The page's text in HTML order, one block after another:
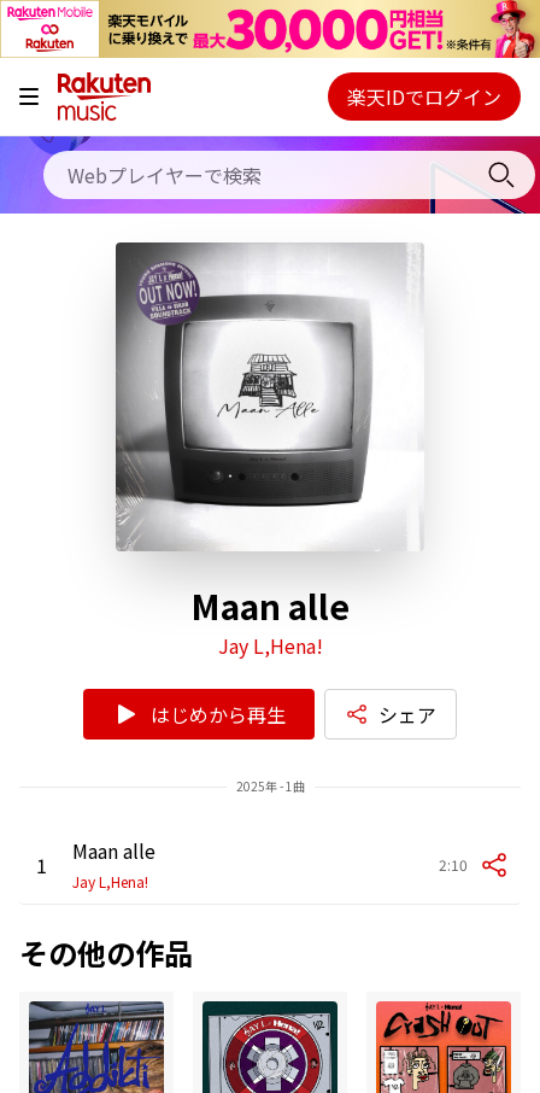
キャンペーン
料金プラン
使い方
初回30日間無料お試し
Webプレイヤー
ご契約内容の確認・変更
楽天IDでログイン
Maan alle
Jay L,Hena!
はじめから再生 シェア
2025年 - 1曲
1 Maan alle
Jay L,Hena!
2:10
その他の作品